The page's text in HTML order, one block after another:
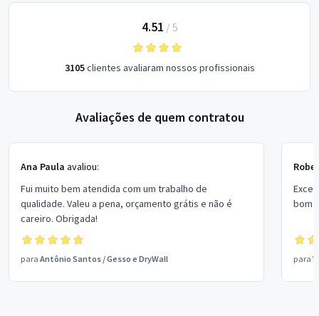
4.51 / 5
3105clientes avaliaram nossos profissionais
Avaliações de quem contratou
Ana Paula avaliou:
Fui muito bem atendida com um trabalho de
qualidade. Valeu a pena, orçamento grátis e não é
careiro. Obrigada!
para Antônio Santos /Gesso e DryWall
bom
para